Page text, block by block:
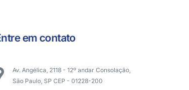
em contato
Av. Angélica, 2118 - 12º andar Consolação,
São Paulo, SP CEP - 01228-200